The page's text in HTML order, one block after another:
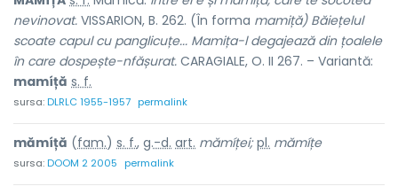
nevinovat. VISSARION, B. 262. (În forma mamiță) Băiețelul
scoate capul cu panglicuțe... Mamița-l degajează din țoalele
în care dospește-nfășurat. CARAGIALE, O. II 267. – Variantă:
mamíță s. f.
sursa:DLRLC 1955-1957 permalink
mămíță (fam.) s. f., g.-d. art. mămíței; pl. mămíțe
sursa:DOOM 2 2005 permalink